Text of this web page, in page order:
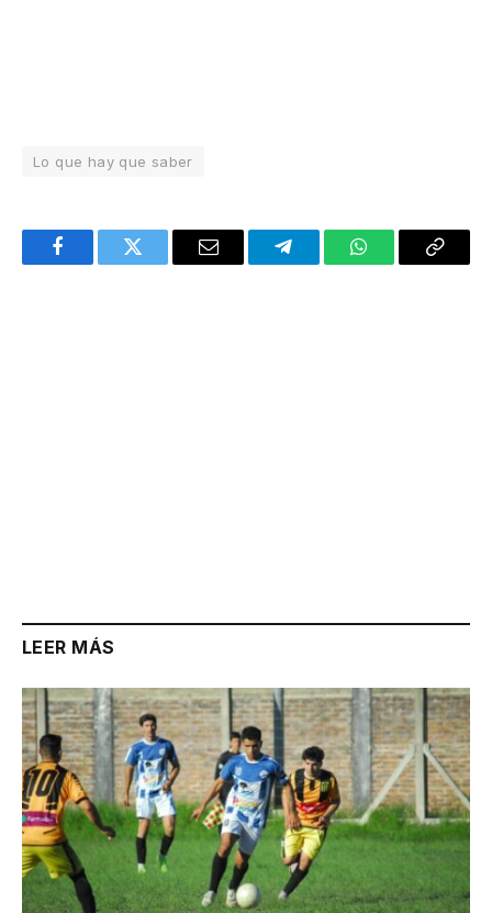
Lo que hay que saber
FacebookTwitter Email TelegramWhatsAppCopy
LEER MÁS